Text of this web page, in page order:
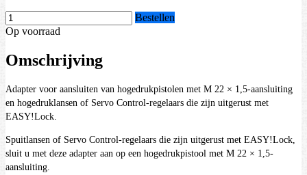
Bestellen
Op voorraad
Omschrijving
Adapter voor aansluiten van hogedrukpistolen met M 22 × 1,5-aansluiting
en hogedruklansen of Servo Control-regelaars die zijn uitgerust met
EASY!Lock.
Spuitlansen of Servo Control-regelaars die zijn uitgerust met EASY!Lock,
sluit u met deze adapter aan op een hogedrukpistool met M 22 × 1,5-
aansluiting.